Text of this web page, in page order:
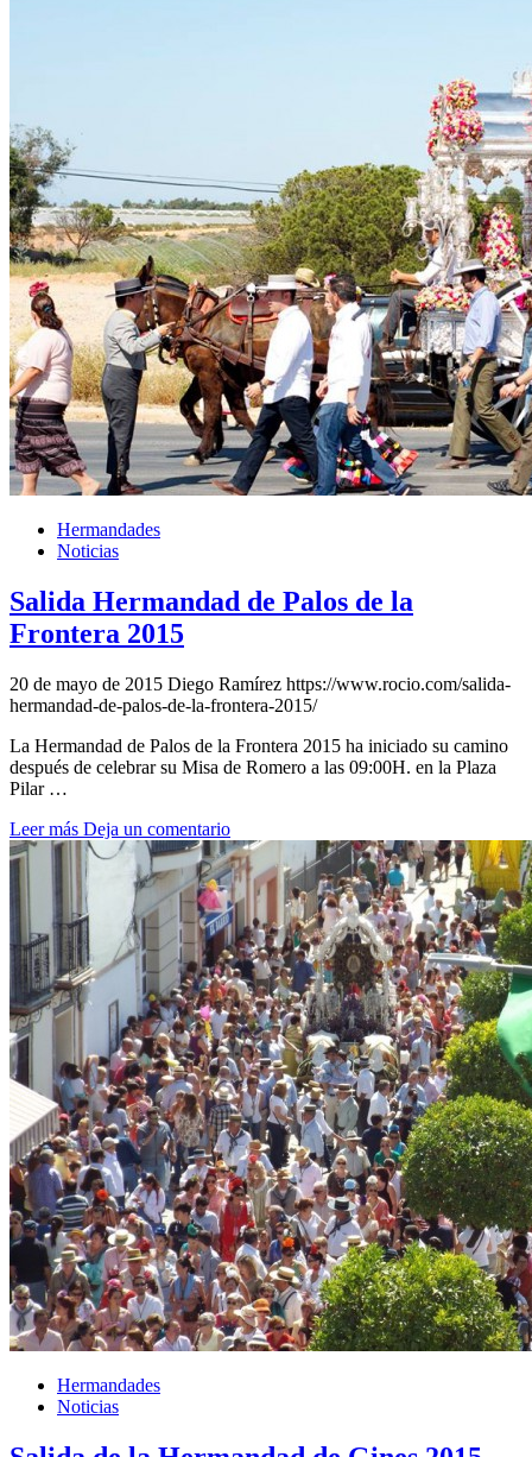
Hermandades
Noticias
Salida Hermandad de Palos de la
Frontera 2015
20 de mayo de 2015 Diego Ramírez https://www.rocio.com/salida-
hermandad-de-palos-de-la-frontera-2015/
La Hermandad de Palos de la Frontera 2015 ha iniciado su camino
después de celebrar su Misa de Romero a las 09:00H. en la Plaza
Pilar …
Leer más Deja un comentario
Hermandades
Noticias